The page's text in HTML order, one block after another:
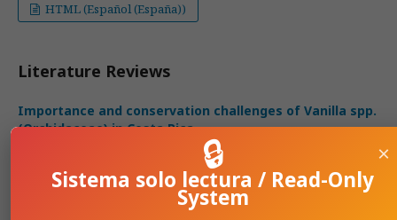
HTML (Español (España))
Literature Reviews
Importance and conservation challenges of Vanilla spp.
(Orchidaceae) in Costa Rica.
José Bernal Azofeifa-Bolaños, Amelia Paniagua-Vásquez, José
Antonio García-García
189-202
×
🔒
Sistema solo lectura / Read-Only
System